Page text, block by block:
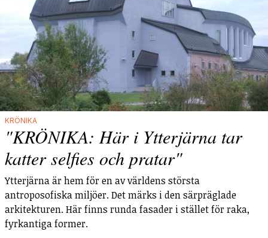
KRÖNIKA
"KRÖNIKA: Här i Ytterjärna tar
katter selfies och pratar"
Ytterjärna är hem för en av världens största
antroposofiska miljöer. Det märks i den särpräglade
arkitekturen. Här finns runda fasader i stället för raka,
fyrkantiga former.